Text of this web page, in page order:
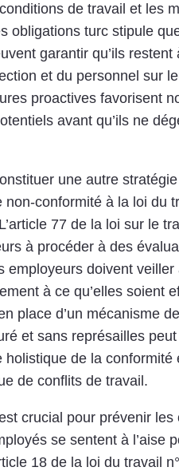
de travail et les
obligations turc stipule
garantir qu’ils restent
et du personnel sur
proactives favorisent
avant qu’ils ne
une autre
conformité à la loi du
77 de la loi sur le
à procéder à des
doivent veiller
à ce qu’elles soient
place d’un mécanisme
et sans représailles
de la conformité
de conflits de travail.
crucial pour prévenir les
se sentent à l’aise
18 de la loi du travail